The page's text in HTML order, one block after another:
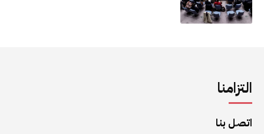
التزامنا
اتصل بنا